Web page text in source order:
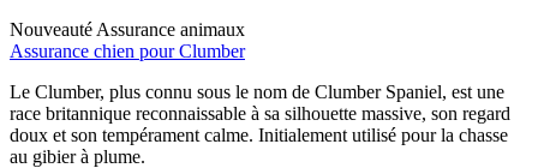
Nouveauté Assurance animaux
Assurance chien pour Clumber
Le Clumber, plus connu sous le nom de Clumber Spaniel, est une
race britannique reconnaissable à sa silhouette massive, son regard
doux et son tempérament calme. Initialement utilisé pour la chasse
au gibier à plume.